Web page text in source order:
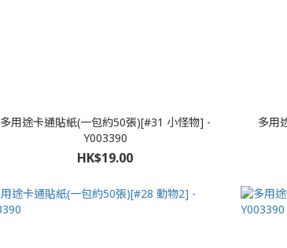
多用途卡通貼紙(一包約50張)[#31 小怪物] -
Y003390
HK$19.00
多用